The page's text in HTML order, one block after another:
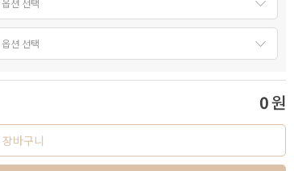
0원
장바구니